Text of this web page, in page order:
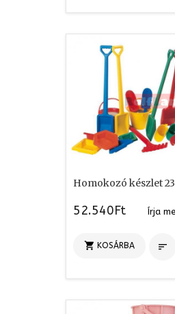
Homokozó készlet
52.540Ft Írja
 KOSÁRBA 